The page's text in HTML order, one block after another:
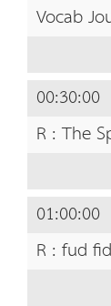
Vocab
00:30:00
R : The
01:00:00
R : fud